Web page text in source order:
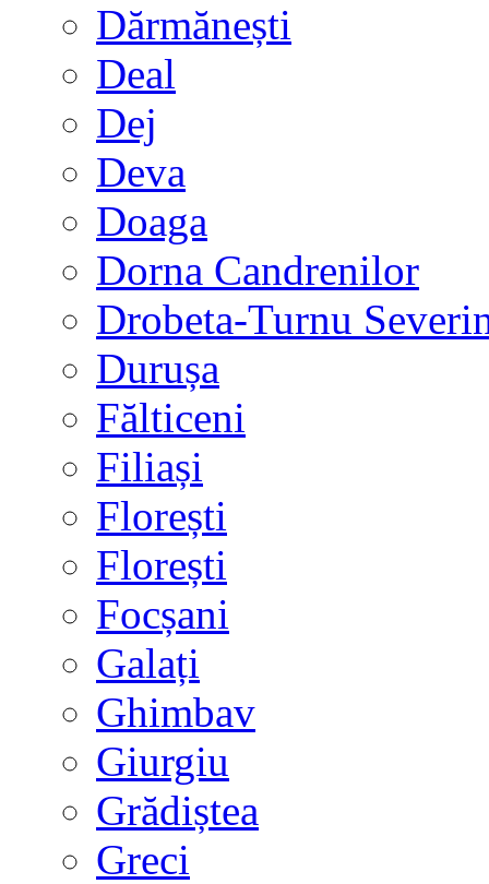
Dărmănești
Deal
Dej
Deva
Doaga
Dorna Candrenilor
Drobeta-Turnu
Durușa
Fălticeni
Filiași
Florești
Florești
Focșani
Galați
Ghimbav
Giurgiu
Grădiștea
Greci